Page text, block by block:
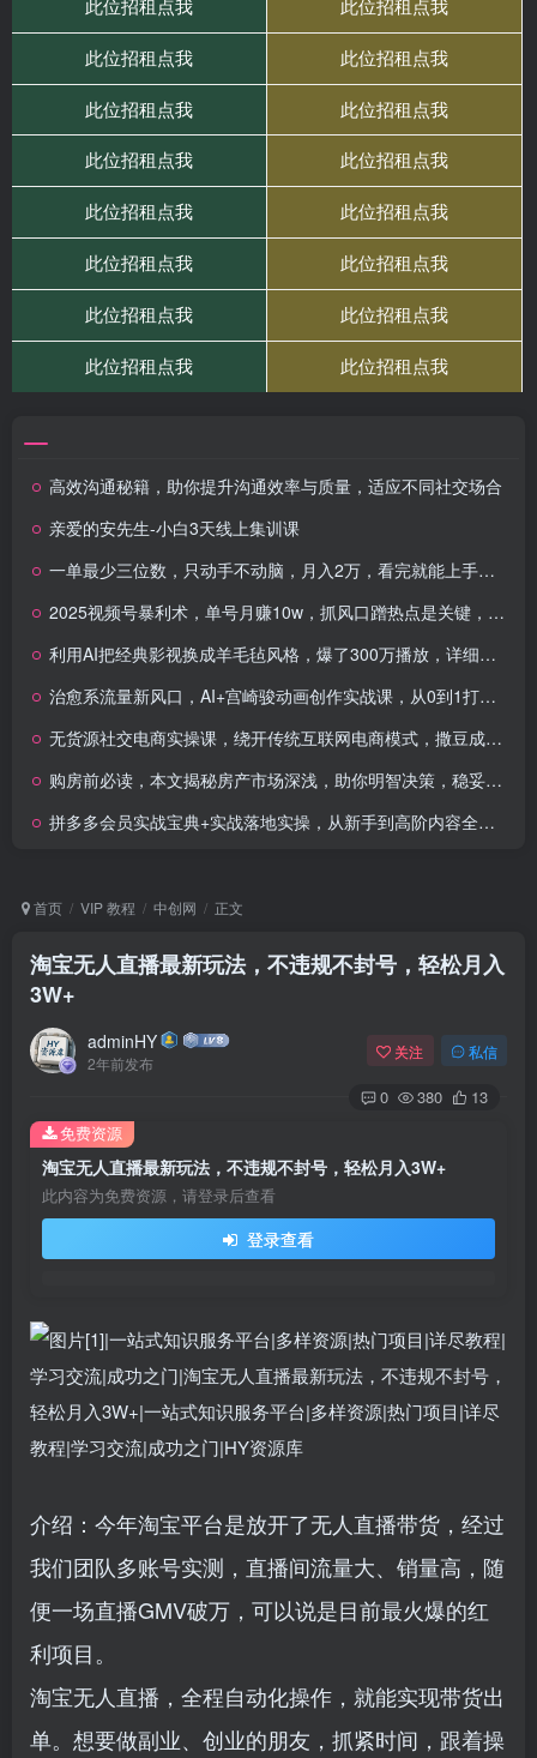
高效沟通秘籍，助你提升沟通效率与质量，适应不同社交场合
亲爱的安先生-小白3天线上集训课
一单最少三位数，只动手不动脑，月入2万，看完就能上手，详细教程
2025视频号暴利术，单号月赚10w，抓风口蹭热点是关键，快速出单
利用AI把经典影视换成羊毛毡风格，爆了300万播放，详细教程+提示词
治愈系流量新风口，AI+宫崎骏动画创作实战课，从0到1打造爆款视频
无货源社交电商实操课，绕开传统互联网电商模式，撒豆成兵，实现跨平台交易
购房前必读，本文揭秘房产市场深浅，助你明智决策，稳妥赚钱两不误
拼多多会员实战宝典+实战落地实操，从新手到高阶内容全面覆盖
首页 VIP 教程 中创网 正文
淘宝无人直播最新玩法，不违规不封号，轻松月入
3W+
adminHY
2年前发布
关注 私信
0 380 13
淘宝无人直播最新玩法，不违规不封号，轻松月入3W+
此内容为免费资源，请登录后查看
登录查看
免费资源
介绍：今年淘宝平台是放开了无人直播带货，经过
我们团队多账号实测，直播间流量大、销量高，随
便一场直播GMV破万，可以说是目前最火爆的红
利项目。
淘宝无人直播，全程自动化操作，就能实现带货出
单。想要做副业、创业的朋友，抓紧时间，跟着操